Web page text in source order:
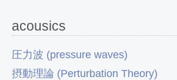
acousics
圧力波 (pressure waves)
摂動理論 (Perturbation Theory)